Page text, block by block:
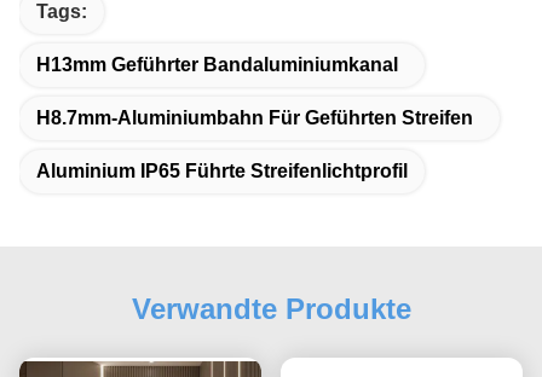
Tags:
H13mm Geführter Bandaluminiumkanal
H8.7mm-Aluminiumbahn Für Geführten Streifen
Aluminium IP65 Führte Streifenlichtprofil
Verwandte Produkte